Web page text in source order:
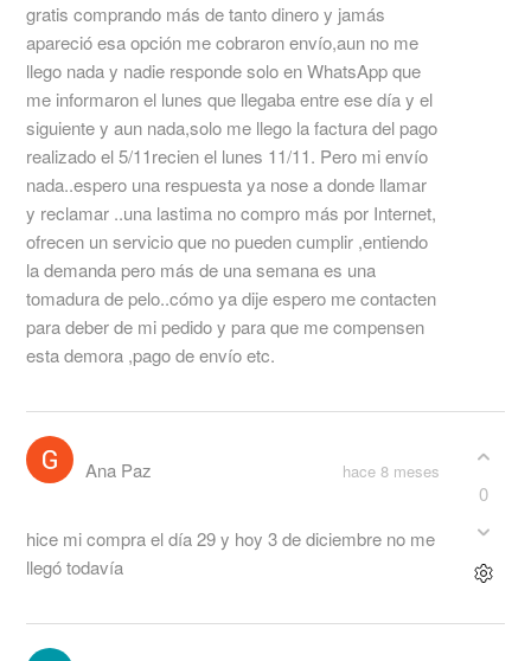
gratis comprando más de tanto dinero y jamás
apareció esa opción me cobraron envío,aun no me
llego nada y nadie responde solo en WhatsApp que
me informaron el lunes que llegaba entre ese día y el
siguiente y aun nada,solo me llego la factura del pago
realizado el 5/11recien el lunes 11/11. Pero mi envío
nada..espero una respuesta ya nose a donde llamar
y reclamar ..una lastima no compro más por Internet,
ofrecen un servicio que no pueden cumplir ,entiendo
la demanda pero más de una semana es una
tomadura de pelo..cómo ya dije espero me contacten
para deber de mi pedido y para que me compensen
esta demora ,pago de envío etc.
Ana Paz hace 8 meses
hice mi compra el día 29 y hoy 3 de diciembre no me
llegó todavía
0